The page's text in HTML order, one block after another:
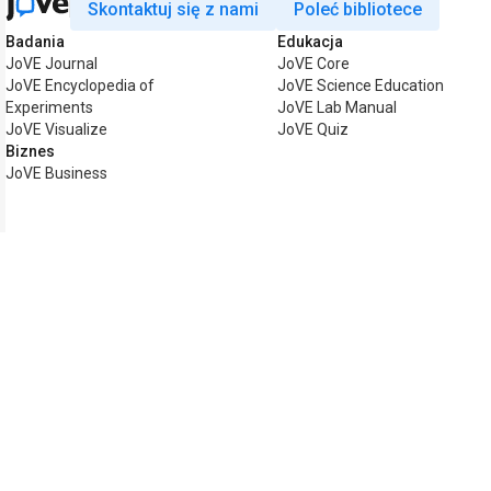
Skontaktuj się z nami Poleć bibliotece
Badania
JoVE Journal
JoVE Encyclopedia of
Experiments
JoVE Visualize
Biznes
JoVE Business
Edukacja
JoVE Core
JoVE Science Education
JoVE Lab Manual
JoVE Quiz